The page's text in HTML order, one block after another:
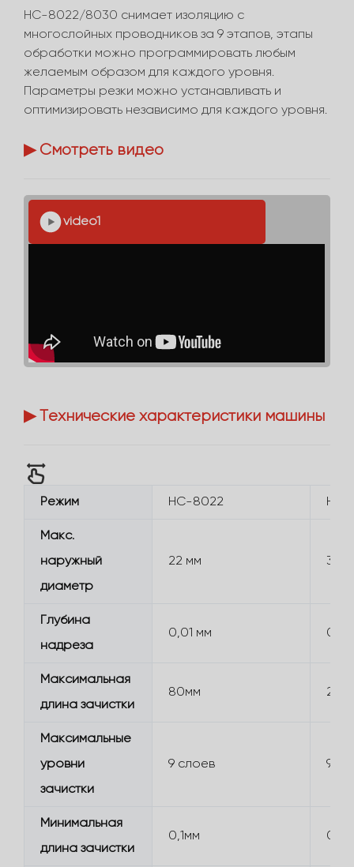
HC-8022/8030 снимает изоляцию с
многослойных проводников за 9 этапов, этапы
обработки можно программировать любым
желаемым образом для каждого уровня.
Параметры резки можно устанавливать и
оптимизировать независимо для каждого уровня.
▶ Смотреть видео
video1
▶ Технические характеристики машины
Режим HC-8022
Макс.
наружный
диаметр
22 мм
Глубина
надреза
0,01 мм
Максимальная
длина зачистки
80мм
Максимальные
уровни
зачистки
9 слоев 9
Минимальная
длина зачистки
0,1мм